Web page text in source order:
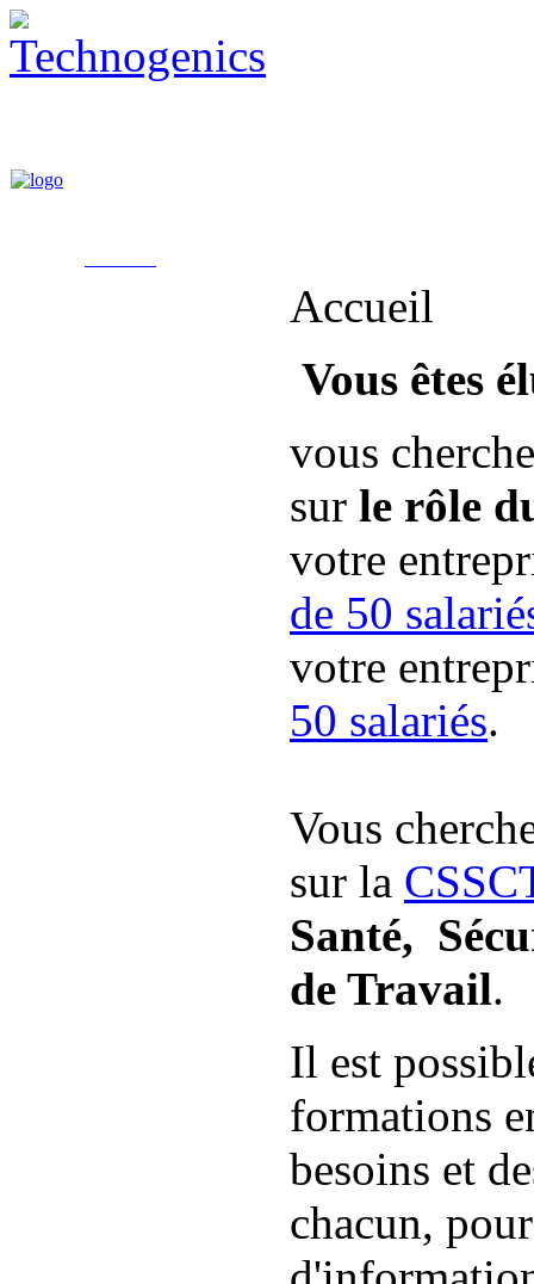
Accueil
Vous êtes
vous
sur le rôle
votre
de 50
votre
50 salariés.
Vous
sur la
Santé,
de Travail.
Il est
formations
besoins et
chacun,